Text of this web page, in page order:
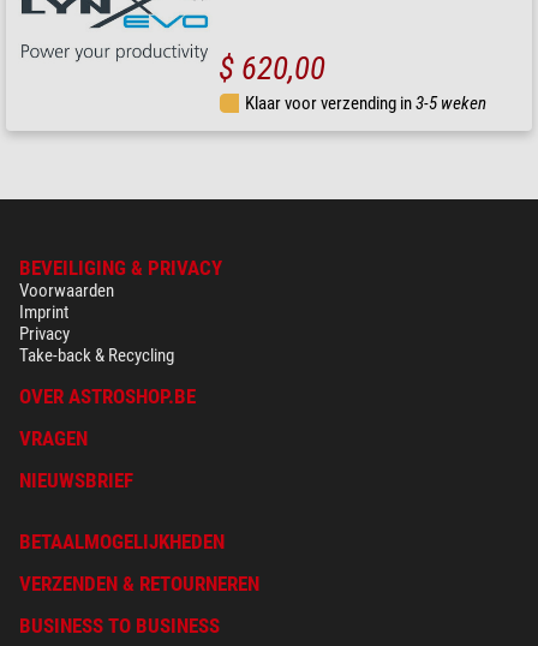
$ 620,00
Klaar voor verzending in3-5 weken
BEVEILIGING & PRIVACY
Voorwaarden
Imprint
Privacy
Take-back & Recycling
OVER ASTROSHOP.BE
VRAGEN
NIEUWSBRIEF
BETAALMOGELIJKHEDEN
VERZENDEN & RETOURNEREN
BUSINESS TO BUSINESS